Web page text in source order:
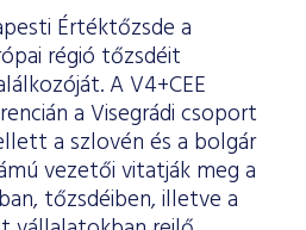
Értéktőzsde a
régió tőzsdéit
A V4+CEE
a Visegrádi csoport
a szlovén és a bolgár
vezetői vitatják meg a
tőzsdéiben, illetve a